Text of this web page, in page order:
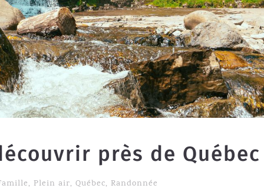
près de Québec
, Plein air, Québec, Randonnée